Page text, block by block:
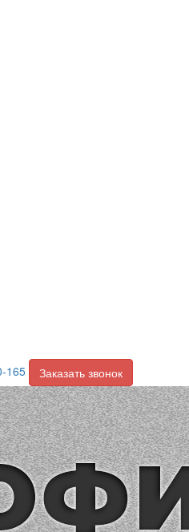
165 Заказать звонок